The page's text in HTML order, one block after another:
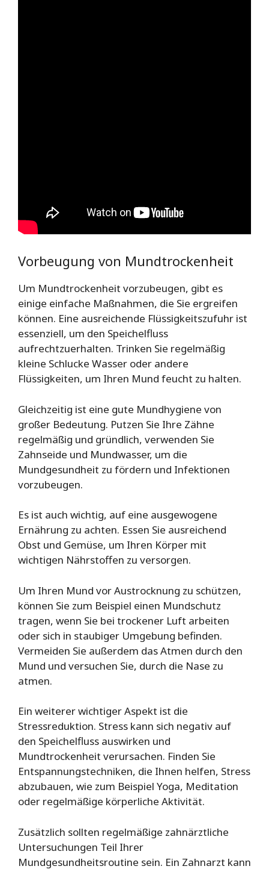
Vorbeugung von Mundtrockenheit
Um Mundtrockenheit vorzubeugen, gibt es
einige einfache Maßnahmen, die Sie ergreifen
können. Eine ausreichende Flüssigkeitszufuhr ist
essenziell, um den Speichelfluss
aufrechtzuerhalten. Trinken Sie regelmäßig
kleine Schlucke Wasser oder andere
Flüssigkeiten, um Ihren Mund feucht zu halten.
Gleichzeitig ist eine gute Mundhygiene von
großer Bedeutung. Putzen Sie Ihre Zähne
regelmäßig und gründlich, verwenden Sie
Zahnseide und Mundwasser, um die
Mundgesundheit zu fördern und Infektionen
vorzubeugen.
Es ist auch wichtig, auf eine ausgewogene
Ernährung zu achten. Essen Sie ausreichend
Obst und Gemüse, um Ihren Körper mit
wichtigen Nährstoffen zu versorgen.
Um Ihren Mund vor Austrocknung zu schützen,
können Sie zum Beispiel einen Mundschutz
tragen, wenn Sie bei trockener Luft arbeiten
oder sich in staubiger Umgebung befinden.
Vermeiden Sie außerdem das Atmen durch den
Mund und versuchen Sie, durch die Nase zu
atmen.
Ein weiterer wichtiger Aspekt ist die
Stressreduktion. Stress kann sich negativ auf
den Speichelfluss auswirken und
Mundtrockenheit verursachen. Finden Sie
Entspannungstechniken, die Ihnen helfen, Stress
abzubauen, wie zum Beispiel Yoga, Meditation
oder regelmäßige körperliche Aktivität.
Zusätzlich sollten regelmäßige zahnärztliche
Untersuchungen Teil Ihrer
Mundgesundheitsroutine sein. Ein Zahnarzt kann